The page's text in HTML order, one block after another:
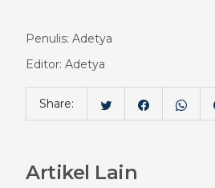
Penulis: Adetya
Editor: Adetya
Share:
Artikel Lain